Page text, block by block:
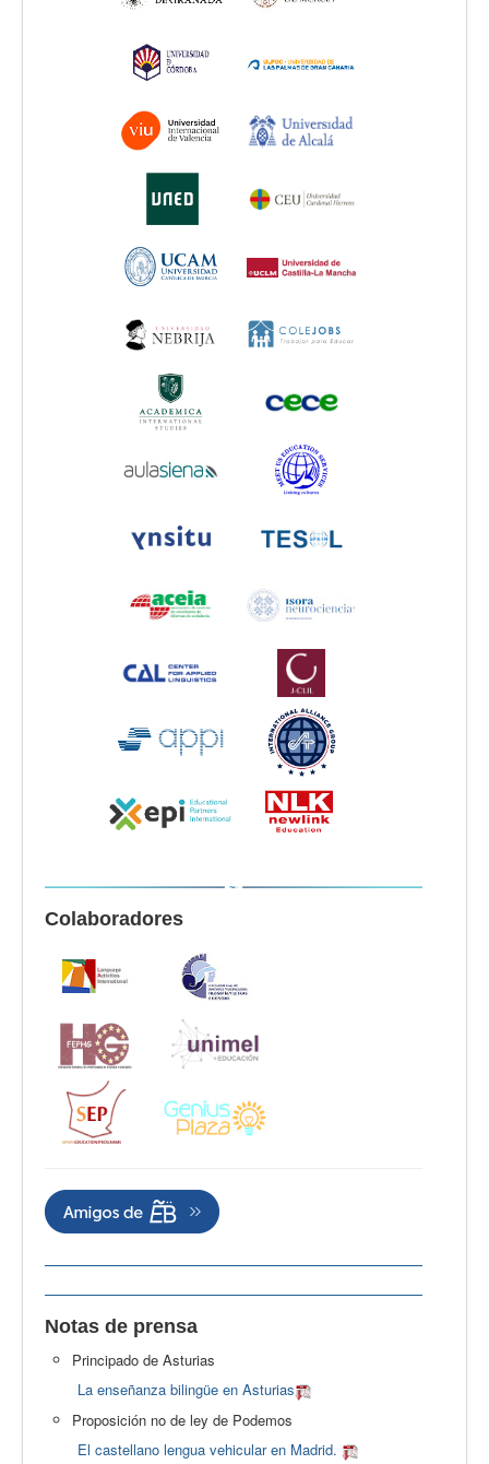
Colaboradores
Notas de prensa
Principado de Asturias
La enseñanza bilingüe en Asturias
Proposición no de ley de Podemos
El castellano lengua vehicular en Madrid.